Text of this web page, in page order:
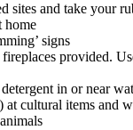
sites and take your
home
signs
provided.
in or near
at cultural items and